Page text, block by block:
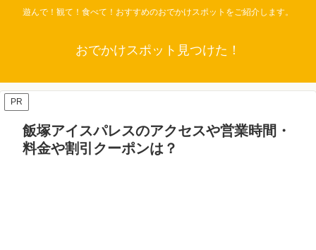
遊んで！観て！食べて！おすすめのおでかけスポットをご紹介します。
おでかけスポット見つけた！
PR
飯塚アイスパレスのアクセスや営業時間・
料金や割引クーポンは？